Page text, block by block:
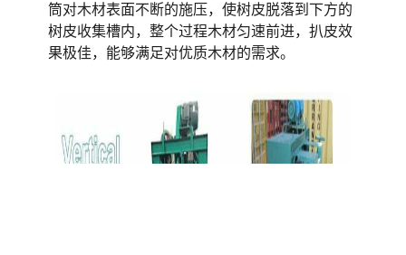
筒对木材表面不断的施压，使树皮脱落到下方的
树皮收集槽内，整个过程木材匀速前进，扒皮效
果极佳，能够满足对优质木材的需求。